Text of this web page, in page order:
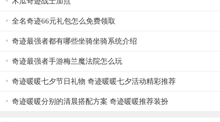
全名奇迹66元礼包怎么免费领取
奇迹最强者都有哪些坐骑坐骑系统介绍
奇迹最强者手游梅兰魔法院怎么玩
奇迹暖暖七夕节日礼物 奇迹暖暖七夕活动精彩推荐
奇迹暖暖分别的清晨搭配方案 奇迹暖暖推荐装扮